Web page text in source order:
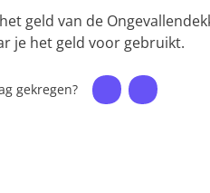
geld van de
je het geld voor gebruikt.
gekregen?